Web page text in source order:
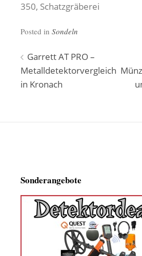
350, Schatzgräberei
Posted in Sondeln
Beitragsnavigation
Garrett AT PRO –
Metalldetektorvergleich
in Kronach
Sonderangebote